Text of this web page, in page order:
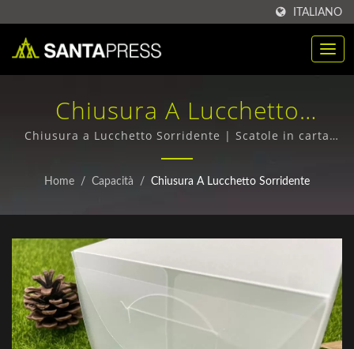
ITALIANO
Chiusura A Lucchetto
Sorridente | Scatole In Carta
Stagnola Ecologiche
Co., Ltd.
Chiusura a Lucchetto Sorridente | Scatole in carta
stagnola e scatole ondulate - Qualità superiore,
spedizione in tutto il mondo
Home / Capacità / Chiusura A Lucchetto Sorridente